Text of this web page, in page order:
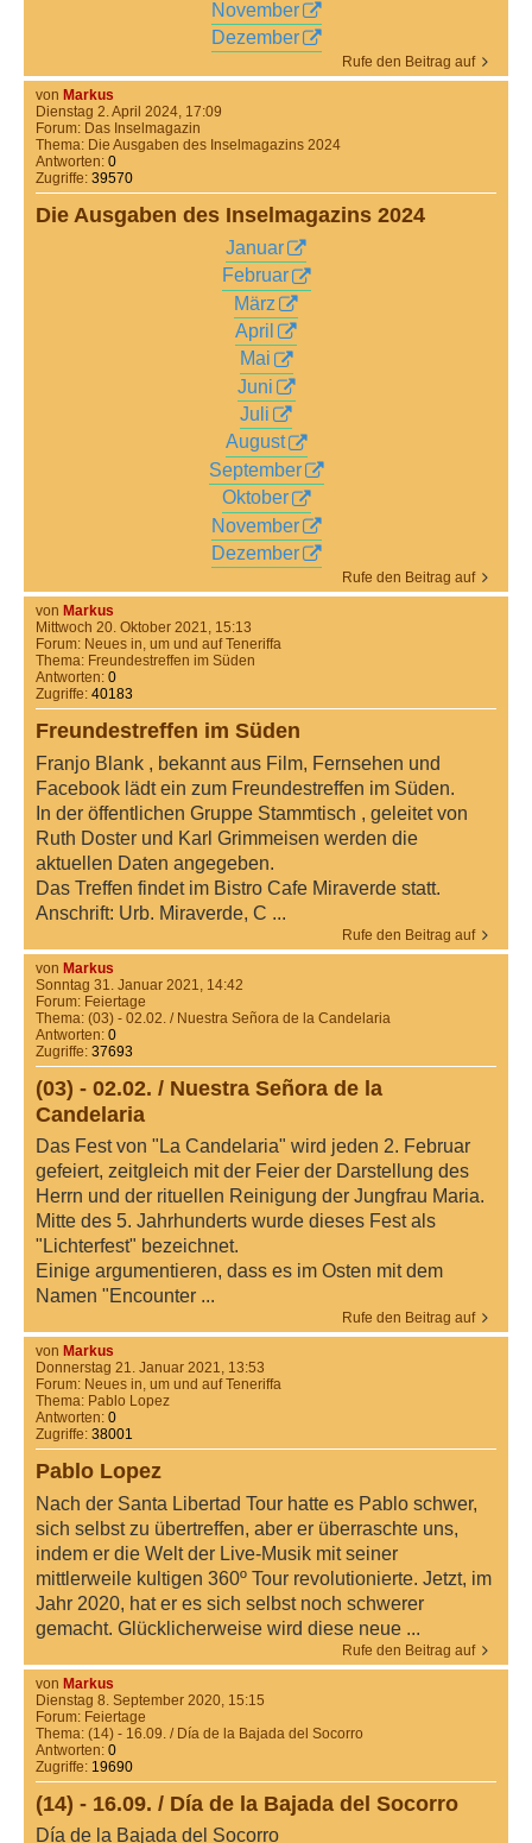
November
Dezember
Rufe den Beitrag auf
von Markus
Dienstag 2. April 2024, 17:09
Forum: Das Inselmagazin
Thema: Die Ausgaben des Inselmagazins 2024
Antworten: 0
Zugriffe: 39570
Die Ausgaben des Inselmagazins 2024
Januar
Februar
März
April
Mai
Juni
Juli
August
September
Oktober
November
Dezember
Rufe den Beitrag auf
von Markus
Mittwoch 20. Oktober 2021, 15:13
Forum: Neues in, um und auf Teneriffa
Thema: Freundestreffen im Süden
Antworten: 0
Zugriffe: 40183
Freundestreffen im Süden
Franjo Blank , bekannt aus Film, Fernsehen und
Facebook lädt ein zum Freundestreffen im Süden.
In der öffentlichen Gruppe Stammtisch , geleitet von
Ruth Doster und Karl Grimmeisen werden die
aktuellen Daten angegeben.
Das Treffen findet im Bistro Cafe Miraverde statt.
Anschrift: Urb. Miraverde, C ...
Rufe den Beitrag auf
von Markus
Sonntag 31. Januar 2021, 14:42
Forum: Feiertage
Thema: (03) - 02.02. / Nuestra Señora de la Candelaria
Antworten: 0
Zugriffe: 37693
(03) - 02.02. / Nuestra Señora de la
Candelaria
Das Fest von "La Candelaria" wird jeden 2. Februar
gefeiert, zeitgleich mit der Feier der Darstellung des
Herrn und der rituellen Reinigung der Jungfrau Maria.
Mitte des 5. Jahrhunderts wurde dieses Fest als
"Lichterfest" bezeichnet.
Einige argumentieren, dass es im Osten mit dem
Namen "Encounter ...
Rufe den Beitrag auf
von Markus
Donnerstag 21. Januar 2021, 13:53
Forum: Neues in, um und auf Teneriffa
Thema: Pablo Lopez
Antworten: 0
Zugriffe: 38001
Pablo Lopez
Nach der Santa Libertad Tour hatte es Pablo schwer,
sich selbst zu übertreffen, aber er überraschte uns,
indem er die Welt der Live-Musik mit seiner
mittlerweile kultigen 360º Tour revolutionierte. Jetzt, im
Jahr 2020, hat er es sich selbst noch schwerer
gemacht. Glücklicherweise wird diese neue ...
Rufe den Beitrag auf
von Markus
Dienstag 8. September 2020, 15:15
Forum: Feiertage
Thema: (14) - 16.09. / Día de la Bajada del Socorro
Antworten: 0
Zugriffe: 19690
(14) - 16.09. / Día de la Bajada del Socorro
Día de la Bajada del Socorro